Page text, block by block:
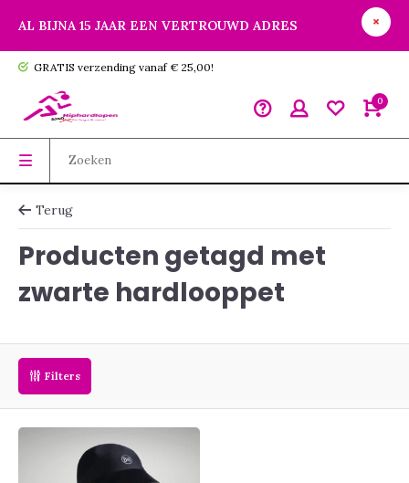
AL BIJNA 15 JAAR EEN VERTROUWD ADRES
GRATIS verzending vanaf € 25,00!
0
Terug
Producten getagd met
zwarte hardlooppet
Filters